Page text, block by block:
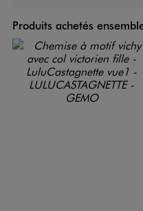
Produits achetés